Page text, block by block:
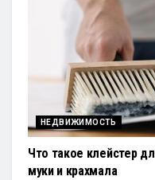
НЕДВИЖИМОСТЬ
Что такое клейстер
муки и крахмала